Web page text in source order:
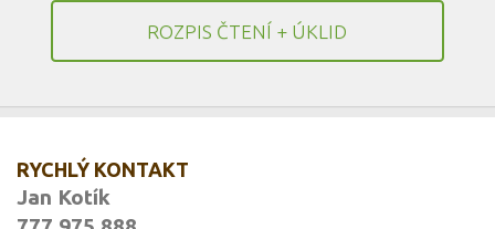
ROZPIS ČTENÍ + ÚKLID
RYCHLÝ KONTAKT
Jan Kotík